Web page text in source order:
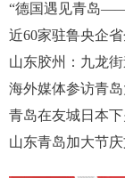
“德国遇见青岛
近60家驻鲁央企
山东胶州：九龙
海外媒体参访青
青岛在友城日本
山东青岛加大节